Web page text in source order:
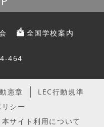
全国学校案内
464
憲章
LEC行動規準
シー
本サイト利用について